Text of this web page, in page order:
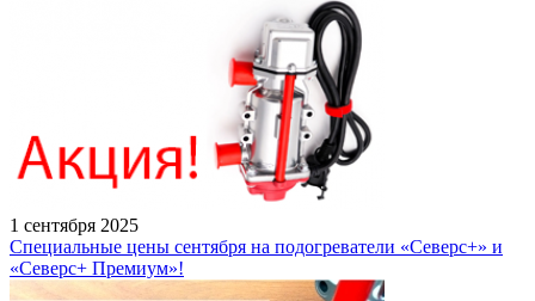
1 сентября 2025
Специальные цены сентября на подогреватели «Северс+» и
«Северс+ Премиум»!